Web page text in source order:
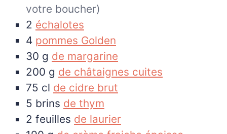
votre boucher)
2 échalotes
4 pommes Golden
30 g de margarine
200 g de châtaignes cuites
75 cl de cidre brut
5 brins de thym
2 feuilles de laurier